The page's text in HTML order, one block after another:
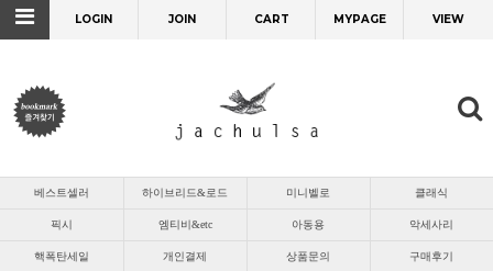
LOGIN JOIN CART MYPAGE VIEW
베스트셀러 하이브리드&로드 미니벨로 클래식
픽시 엠티비&etc 아동용 악세사리
핵폭탄세일 개인결제 상품문의 구매후기